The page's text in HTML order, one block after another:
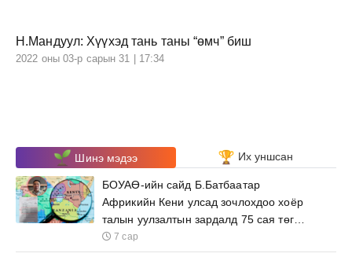
Н.Мандуул: Хүүхэд тань таны “өмч” биш
2022 оны 03-р сарын 31 | 17:34
Шинэ мэдээ Их уншсан
БОУАӨ-ийн сайд Б.Батбаатар
Африкийн Кени улсад зочлохдоо хоёр
талын уулзалтын зардалд 75 сая төгрөг
зарцуулна
7 сар